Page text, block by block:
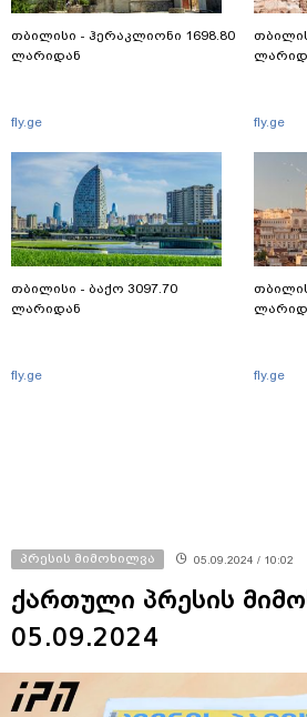
თბილისი - ჰერაკლიონი 1698.80
ლარიდან
fly.ge
თბილისი - ბაქო 3097.70
ლარიდან
fly.ge
fly.ge
fly.ge
პრესის მიმოხილვა 05.09.2024 / 10:02
ქართული პრესის
05.09.2024